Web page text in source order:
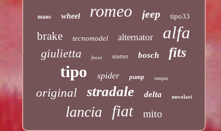
mans wheel romeo jeep tipo33
brake tecnomodel alternator alfa
giulietta front starter bosch fits
tipo spider pump tempra
original stradale delta nuvolari
lancia fiat mito